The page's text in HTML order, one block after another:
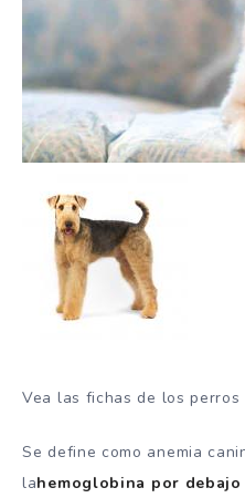
Vea las fichas de los perros
Se define como anemia
lahemoglobina por